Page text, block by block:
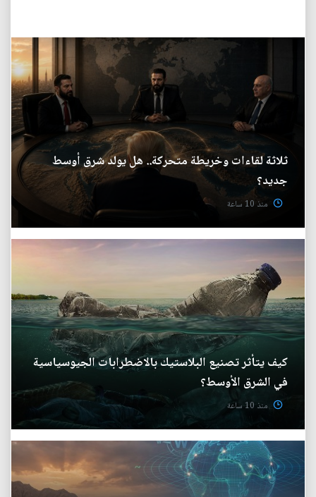
ثلاثة لقاءات وخريطة متحركة.. هل يولد شرق أوسط
جديد؟
منذ 10 ساعة
كيف يتأثر تصنيع البلاستيك بالاضطرابات الجيوسياسية
في الشرق الأوسط؟
منذ 10 ساعة